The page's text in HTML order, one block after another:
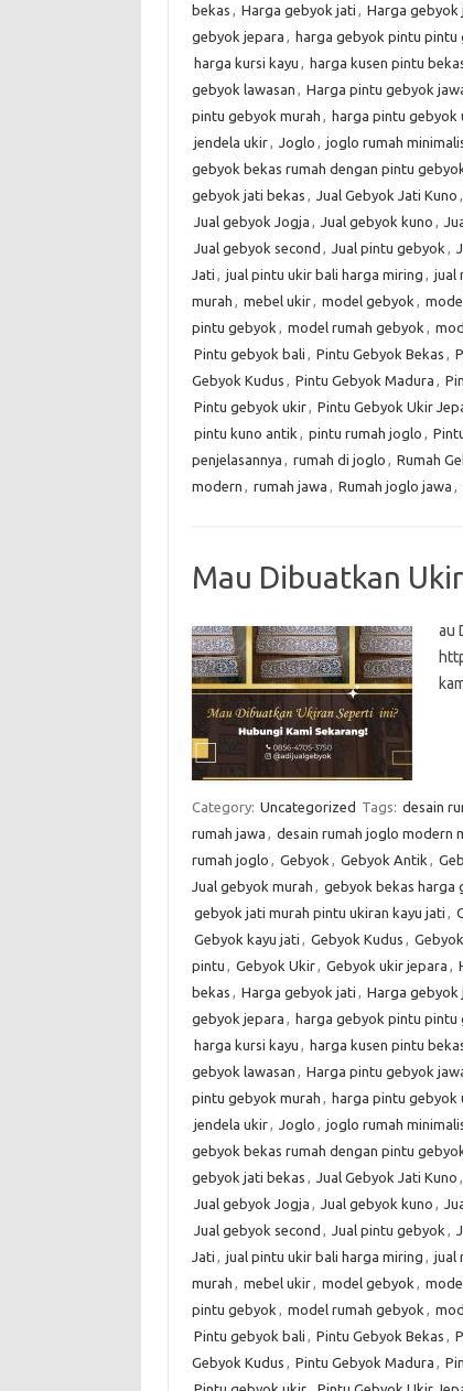
bekas , Harga gebyok jati , Harga gebyok
gebyok jepara , harga gebyok pintu pintu
harga kursi kayu , harga kusen pintu
gebyok lawasan , Harga pintu gebyok
pintu gebyok murah , harga pintu gebyok
jendela ukir, Joglo , joglo rumah
gebyok bekas rumah dengan pintu
gebyok jati bekas , Jual Gebyok Jati Kuno ,
Jual gebyok Jogja , Jual gebyok kuno ,
Jual gebyok second , Jual pintu gebyok ,
Jati , jual pintu ukir bali harga miring , jual
murah , mebel ukir, model gebyok ,
pintu gebyok , model rumah gebyok ,
Pintu gebyok bali , Pintu Gebyok Bekas ,
Gebyok Kudus , Pintu Gebyok Madura ,
Pintu gebyok ukir, Pintu Gebyok Ukir
pintu kuno antik , pintu rumah joglo ,
penjelasannya , rumah di joglo , Rumah
modern , rumah jawa , Rumah joglo jawa ,
Mau Dibuatkan
au
Category: Uncategorized Tags: desain
rumah jawa , desain rumah joglo modern
rumah joglo , Gebyok , Gebyok Antik ,
Jual gebyok murah , gebyok bekas harga
gebyok jati murah pintu ukiran kayu jati ,
Gebyok kayu jati , Gebyok Kudus ,
pintu , Gebyok Ukir, Gebyok ukir jepara ,
bekas , Harga gebyok jati , Harga gebyok
gebyok jepara , harga gebyok pintu pintu
harga kursi kayu , harga kusen pintu
gebyok lawasan , Harga pintu gebyok
pintu gebyok murah , harga pintu gebyok
jendela ukir, Joglo , joglo rumah
gebyok bekas rumah dengan pintu
gebyok jati bekas , Jual Gebyok Jati Kuno ,
Jual gebyok Jogja , Jual gebyok kuno ,
Jual gebyok second , Jual pintu gebyok ,
Jati , jual pintu ukir bali harga miring , jual
murah , mebel ukir, model gebyok ,
pintu gebyok , model rumah gebyok ,
Pintu gebyok bali , Pintu Gebyok Bekas ,
Gebyok Kudus , Pintu Gebyok Madura ,